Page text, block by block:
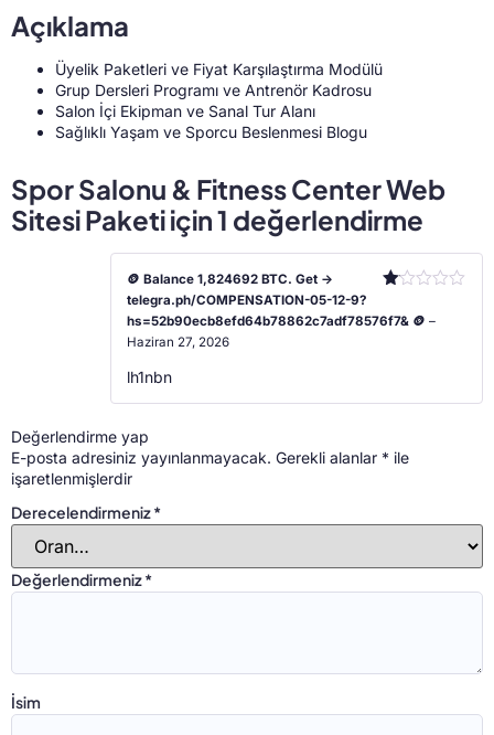
Açıklama
Üyelik Paketleri ve Fiyat Karşılaştırma Modülü
Grup Dersleri Programı ve Antrenör Kadrosu
Salon İçi Ekipman ve Sanal Tur Alanı
Sağlıklı Yaşam ve Sporcu Beslenmesi Blogu
Spor Salonu & Fitness Center Web
Sitesi Paketiiçin 1 değerlendirme
üzerinden
🪙 Balance 1,824692 BTC. Get ->
telegra.ph/COMPENSATION-05-12-9?
hs=52b90ecb8efd64b78862c7adf78576f7& 🪙 –
Haziran 27, 2026
lh1nbn
Değerlendirme yap
E-posta adresiniz yayınlanmayacak. Gerekli alanlar * ile
işaretlenmişlerdir
Derecelendirmeniz*
Değerlendirmeniz*
İsim